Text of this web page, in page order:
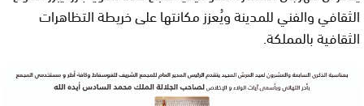
الثقافي والفني للمدينة ويُعزز مكانتها على خريطة التظاهرات
الثقافية بالمملكة.